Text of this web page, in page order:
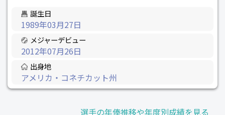
誕生日
1989年03月27日
メジャーデビュー
2012年07月26日
出身地
アメリカ・コネチカット州
選手の年俸推移や年度別成績を見る